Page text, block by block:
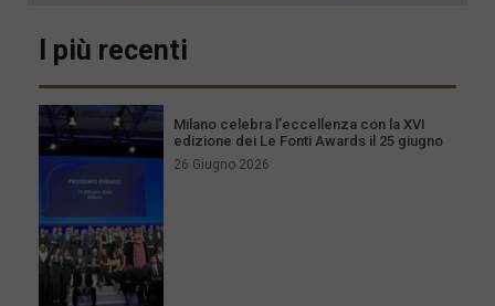
I più recenti
Milano celebra l’eccellenza con la XVI
edizione dei Le Fonti Awards il 25 giugno
26 Giugno 2026